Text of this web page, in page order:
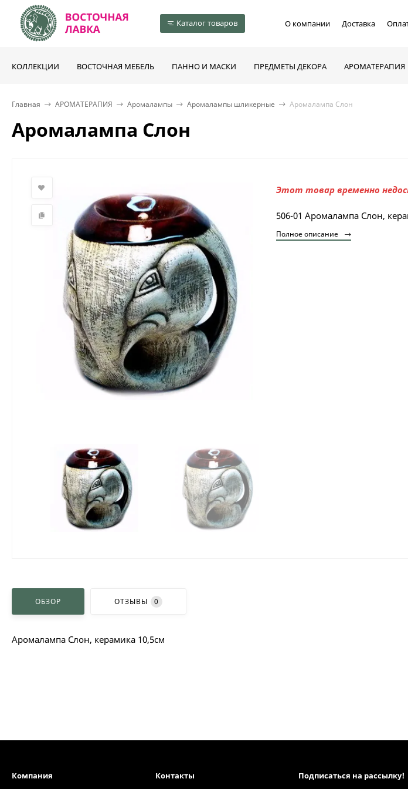
Каталог товаров О компании Доставка
КОЛЛЕКЦИИ ВОСТОЧНАЯ МЕБЕЛЬ ПАННО И МАСКИ ПРЕДМЕТЫ ДЕКОРА АРОМАТЕРАПИЯ
Главная АРОМАТЕРАПИЯ Аромалампы Аромалампы шликерные Аромалампа Слон
Аромалампа Слон
Этот товар временно
506-01 Аромалампа Слон,
Полное описание
ОБЗОР ОТЗЫВЫ 0
Аромалампа Слон, керамика 10,5см
Компания Контакты Подписаться на рассылкy!